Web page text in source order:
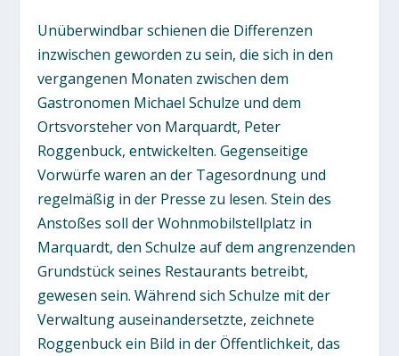
Unüberwindbar schienen die Differenzen
inzwischen geworden zu sein, die sich in den
vergangenen Monaten zwischen dem
Gastronomen Michael Schulze und dem
Ortsvorsteher von Marquardt, Peter
Roggenbuck, entwickelten. Gegenseitige
Vorwürfe waren an der Tagesordnung und
regelmäßig in der Presse zu lesen. Stein des
Anstoßes soll der Wohnmobilstellplatz in
Marquardt, den Schulze auf dem angrenzenden
Grundstück seines Restaurants betreibt,
gewesen sein. Während sich Schulze mit der
Verwaltung auseinandersetzte, zeichnete
Roggenbuck ein Bild in der Öffentlichkeit, das